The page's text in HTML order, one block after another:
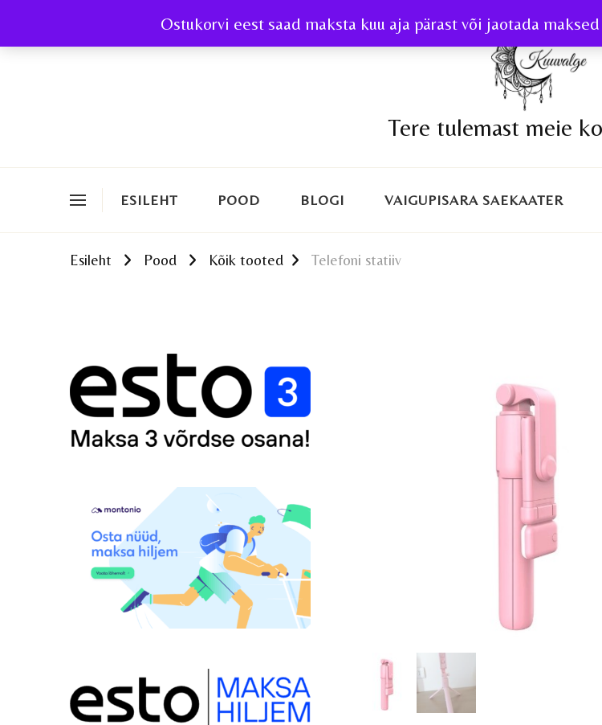
Ostukorvi eest saad maksta kuu aja pärast või jaotada
Tere tulemast meie
ESILEHT POOD BLOGI VAIGUPISARA SAEKAATER
Esileht Pood Kõik tooted Telefoni statiiv